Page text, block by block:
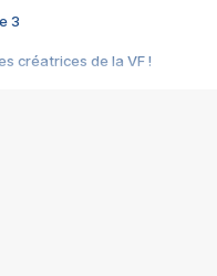
3
créatrices de la VF !